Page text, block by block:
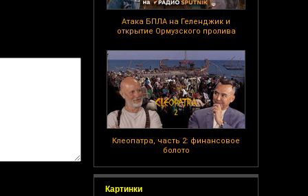
Атака БПЛА на Геленджик и
открытие Ормузского пролива
Клеопатра, часть 2: финансовое
болото
Картинки